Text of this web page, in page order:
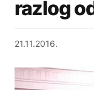
razlog
21.11.2016.